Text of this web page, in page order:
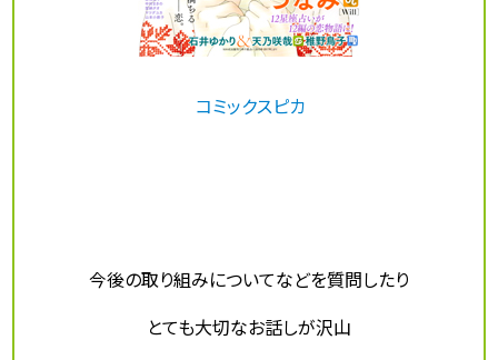
コミックスピカ
今後の取り組みについてなどを質問したり
とても大切なお話しが沢山